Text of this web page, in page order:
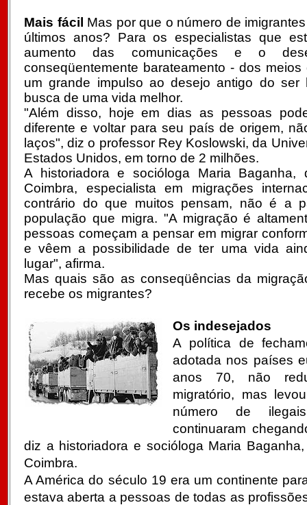
Mais fácil Mas por que o número de
últimos anos? Para os especialistas que
aumento das comunicações e o
conseqüentemente barateamento - dos
um grande impulso ao desejo antigo do ser
busca de uma vida melhor.
"Além disso, hoje em dias as pessoas
diferente e voltar para seu país de origem,
laços", diz o professor Rey Koslowski, da
Estados Unidos, em torno de 2 milhões.
A historiadora e socióloga Maria Baganha,
Coimbra, especialista em migrações
contrário do que muitos pensam, não é a
população que migra. "A migração é
pessoas começam a pensar em migrar
e vêem a possibilidade de ter uma vida
lugar", afirma.
Mas quais são as conseqüências da
recebe os migrantes?
Os indesejados
A política de
adotada nos países
anos 70, não
migratório, mas
número de
continuaram
diz a historiadora e socióloga Maria
Coimbra.
A América do século 19 era um continente
estava aberta a pessoas de todas as